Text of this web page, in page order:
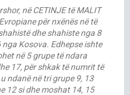
në CETINJE të MALIT
për nxënës në të
dhe shahiste nga 8
Kosova. Edhepse ishte
në 5 grupe të ndara
17, për shkak të numrit të
ndanë në tri grupe 9, 13
12 si dhe moshat 14, 15